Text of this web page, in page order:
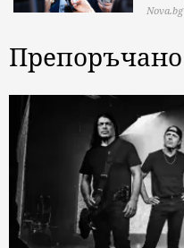
Nova.bg
Препоръчано